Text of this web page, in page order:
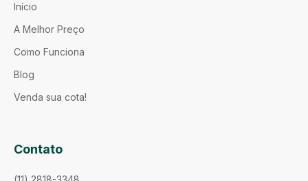
Início
A Melhor Preço
Como Funciona
Blog
Venda sua cota!
Contato